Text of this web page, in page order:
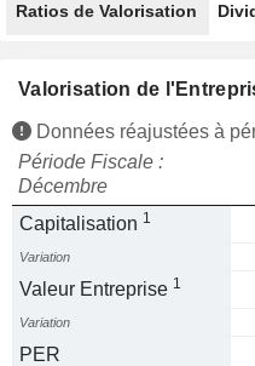
Ratios de Valorisation
Valorisation de
Données réajustées à
Période Fiscale :
Décembre
Capitalisation 1
Variation
Valeur Entreprise 1
Variation
PER